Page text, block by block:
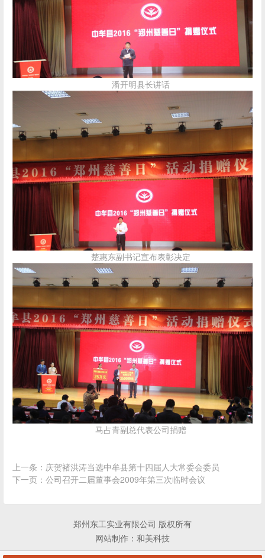
潘开明县长讲话
楚惠东副书记宣布表彰决定
马占青副总代表公司捐赠
上一条： 庆贺褚洪涛当选中牟县第十四届人大常委会委员
下一页： 公司召开二届董事会2009年第三次临时会议
郑州东工实业有限公司 版权所有
网站制作： 和美科技